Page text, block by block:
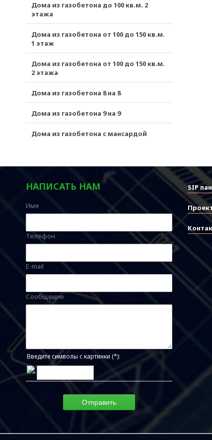
Дома из газобетона до 100 кв.м. 2
этажа
Дома из газобетона от 100 до 150 кв.м.
1 этаж
Дома из газобетона от 100 до 150 кв.м.
2 этажа
Дома из газобетона 8 на 8
Дома из газобетона 9 на 9
Дома из газобетона с мансардой
НАПИСАТЬ НАМ
Имя
Телефон
E-mail
Сообщение
Введите символы с картинки (*):
SIP